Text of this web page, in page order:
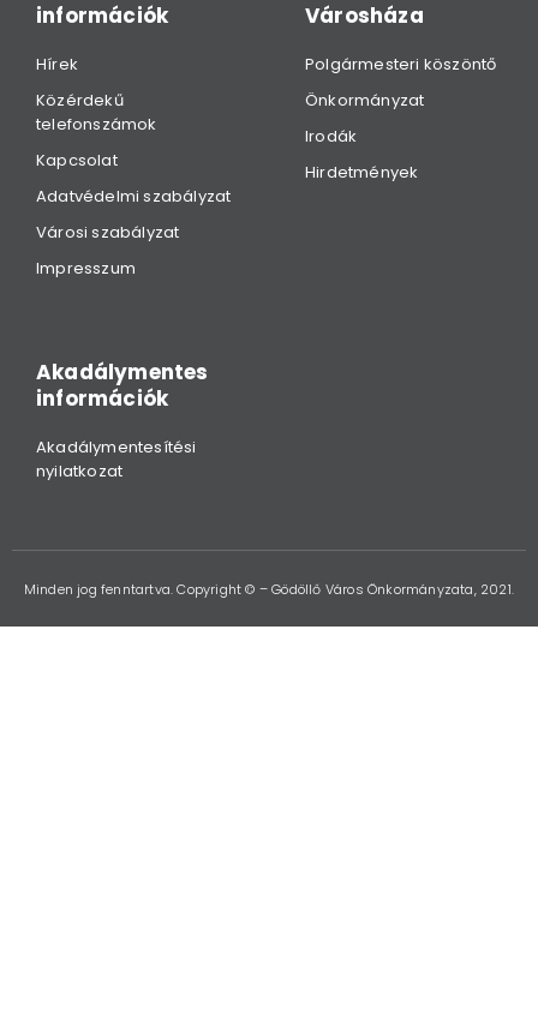
információk
Hírek
Közérdekű
telefonszámok
Kapcsolat
Adatvédelmi szabályzat
Városi szabályzat
Impresszum
Városháza
Polgármesteri köszöntő
Önkormányzat
Irodák
Hirdetmények
Akadálymentes
információk
Akadálymentesítési
nyilatkozat
Minden jog fenntartva. Copyright © – Gödöllő Város Önkormányzata, 2021.